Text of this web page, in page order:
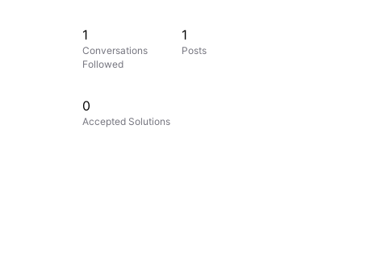
1
Conversations
Followed
1
Posts
0
Accepted Solutions